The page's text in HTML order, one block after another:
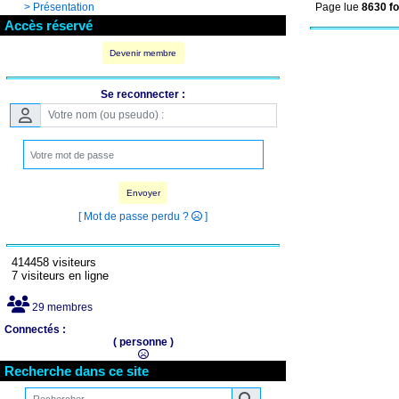
> Présentation
Accès réservé
Devenir membre
Se reconnecter :
Envoyer
[ Mot de passe perdu ? ]
414458 visiteurs
7 visiteurs en ligne
29 membres
Connectés :
( personne )
Recherche dans ce site
Page lue 8630